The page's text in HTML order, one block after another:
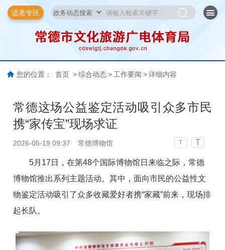
适老专区
您的位置： 首页 > 综合动态 > 工作要闻 > 详细内容
常德这场公益鉴定活动吸引众多市民
携“家传宝”现场求证
2026-05-19 09:37 常德博物馆 T T
5月17日，在第48个国际博物馆日来临之际，常德
博物馆推出系列主题活动。其中，面向市民的公益性文
物鉴定活动吸引了众多收藏爱好者携“家藏”前来，现场排
起长队。